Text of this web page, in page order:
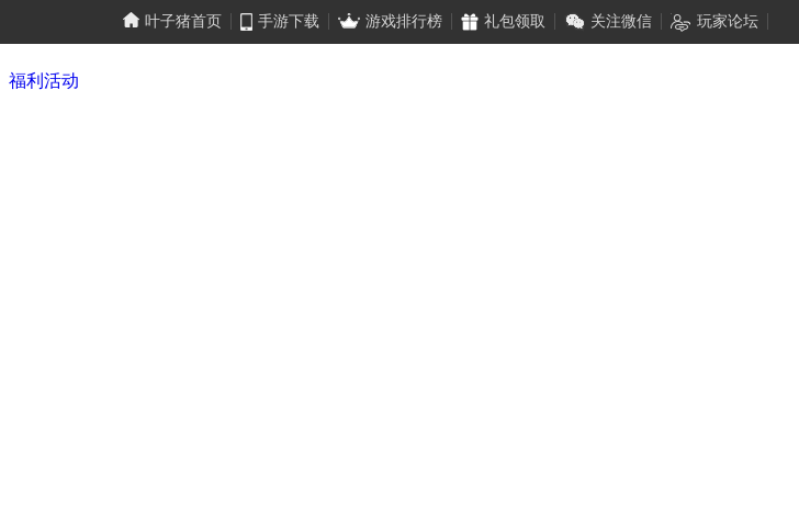
叶子猪首页 手游下载 游戏排行榜 礼包领取 关注微信 玩家论坛
福利活动